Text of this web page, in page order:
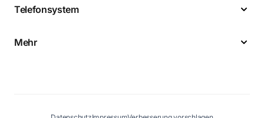
Telefonsystem
Mehr